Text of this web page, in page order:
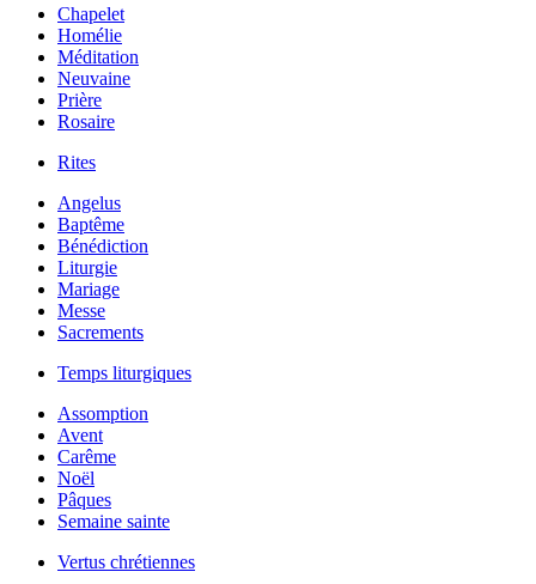
Chapelet
Homélie
Méditation
Neuvaine
Prière
Rosaire
Rites
Angelus
Baptême
Bénédiction
Liturgie
Mariage
Messe
Sacrements
Temps liturgiques
Assomption
Avent
Carême
Noël
Pâques
Semaine sainte
Vertus chrétiennes